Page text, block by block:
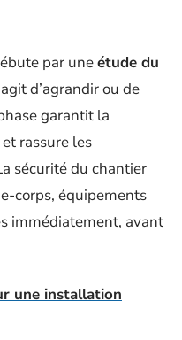
par uneétude du
d’agrandir ou de
garantit la
rassure les
sécurité du chantier
corps, équipements
immédiatement, avant
une installation